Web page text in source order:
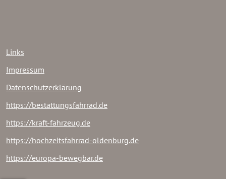
Links
Impressum
Datenschutzerklärung
https://bestattungsfahrrad.de
https://kraft-fahrzeug.de
https://hochzeitsfahrrad-oldenburg.de
https://europa-bewegbar.de